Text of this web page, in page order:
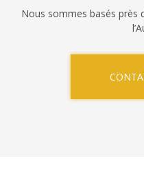
Nous sommes basés près